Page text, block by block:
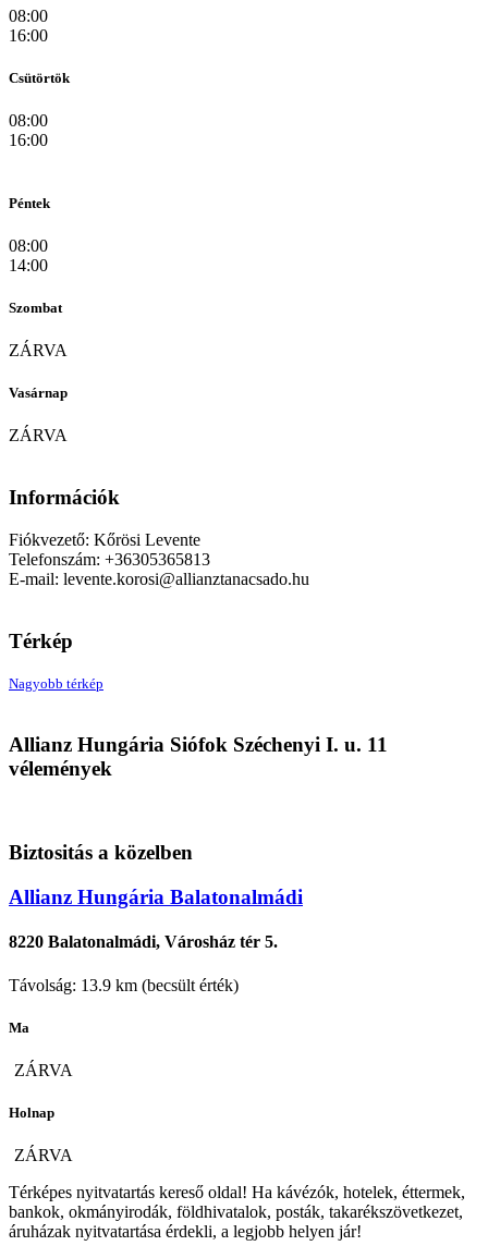
08:00
16:00
Csütörtök
08:00
16:00
Péntek
08:00
14:00
Szombat
ZÁRVA
Vasárnap
ZÁRVA
Információk
Fiókvezető: Kőrösi Levente
Telefonszám: +36305365813
E-mail: levente.korosi@allianztanacsado.hu
Térkép
Nagyobb térkép
Allianz Hungária Siófok Széchenyi I. u. 11
vélemények
Biztositás a közelben
Allianz Hungária Balatonalmádi
8220 Balatonalmádi, Városház tér 5.
Távolság: 13.9 km (becsült érték)
Ma
ZÁRVA
Holnap
ZÁRVA
Térképes nyitvatartás kereső oldal! Ha kávézók, hotelek, éttermek,
bankok, okmányirodák, földhivatalok, posták, takarékszövetkezet,
áruházak nyitvatartása érdekli, a legjobb helyen jár!